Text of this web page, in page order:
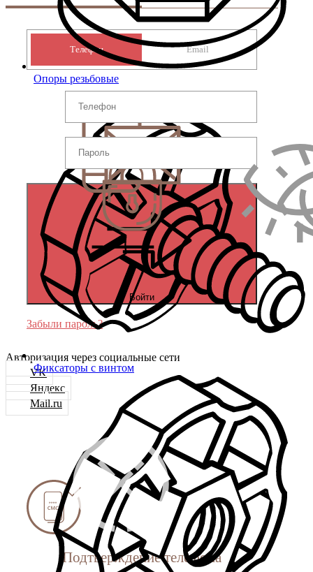
Опоры резьбовые
Фиксаторы с винтом
Телефон Email
Войти
Забыли пароль?
Авторизация через социальные сети
VK
Яндекс
Mail.ru
Подтверждение телефона